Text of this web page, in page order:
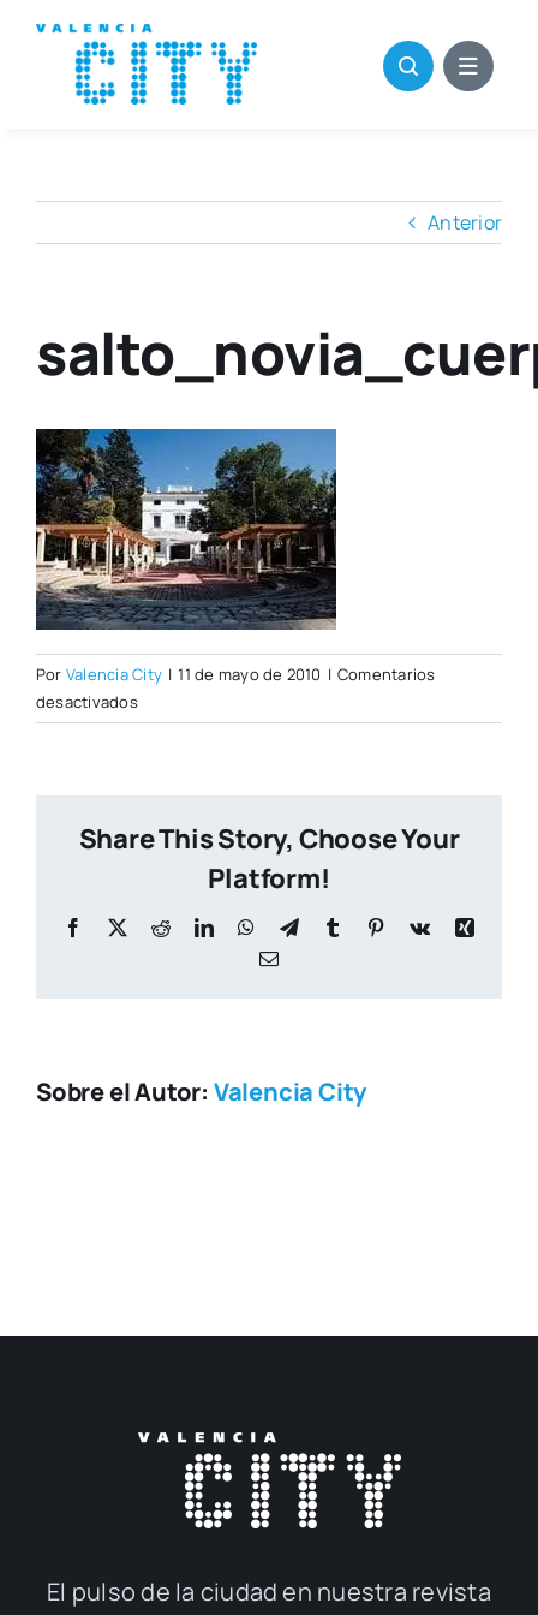
contenido
Anterior
Por Valencia City | 11 de mayo de 2010 | Comentarios
desactivadosen
salto_novia_cuerpo.jpg
Share This Story, Choose Your
Platform!
Facebook
X RedditLinkedInWhatsApp
TelegramTumblr Pinterest
Vk
Xing
Correo
Sobre el Autor: Valencia City
El pul­so de la ciu­dad en nues­tra revis­ta